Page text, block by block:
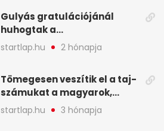
Gulyás gratulációjánál
huhogtak a
leghangosabban, miután
Magyart miniszterelnökké
legfontosabb hírei
képekben
startlap.hu 2 hónapja
Tömegesen veszítik el a taj-
számukat a magyarok,
sokak ellen eljárást indít a
NAV - A hét hírei képekben
startlap.hu 3 hónapja